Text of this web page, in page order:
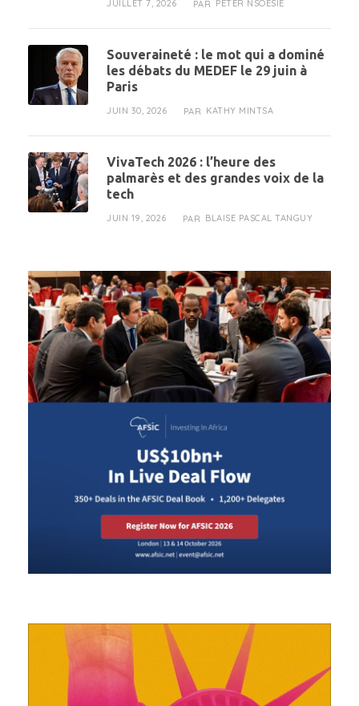
JUILLET 7, 2026 PAR PETER NSOESIE
Souveraineté : le mot qui a dominé
les débats du MEDEF le 29 juin à
Paris
JUIN 30, 2026 PAR KATHY MINTSA
VivaTech 2026 : l’heure des
palmarès et des grandes voix de la
tech
JUIN 19, 2026 PAR BLAISE PASCAL TANGUY